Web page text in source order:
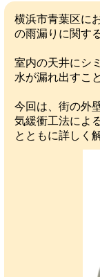
横浜市青葉区に
の雨漏りに関す
室内の天井にシ
水が漏れ出すこ
今回は、街の外
気緩衝工法によ
とともに詳しく